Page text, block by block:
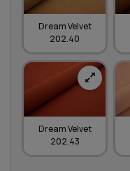
Dream Velvet
202.40
Dream Velvet
202.43